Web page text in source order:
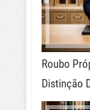
Roubo
Distinção